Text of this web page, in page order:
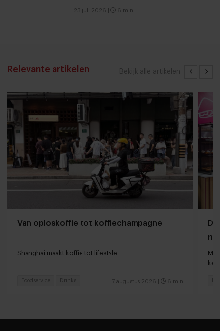
23 juli 2026 6 min
Bekijk alle artikelen
Relevante artikelen
Van oploskoffie tot koffiechampagne
Shanghai maakt koffie tot lifestyle
7 augustus 2026 6 min
Foodservice Drinks